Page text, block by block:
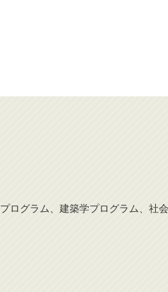
ログラム、建築学プログラム、社会